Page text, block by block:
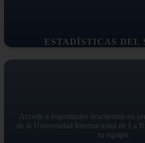
ESTADÍSTICAS DEL
Accede a importantes descuentos en
de la Universidad Internacional de La
tu equipo.